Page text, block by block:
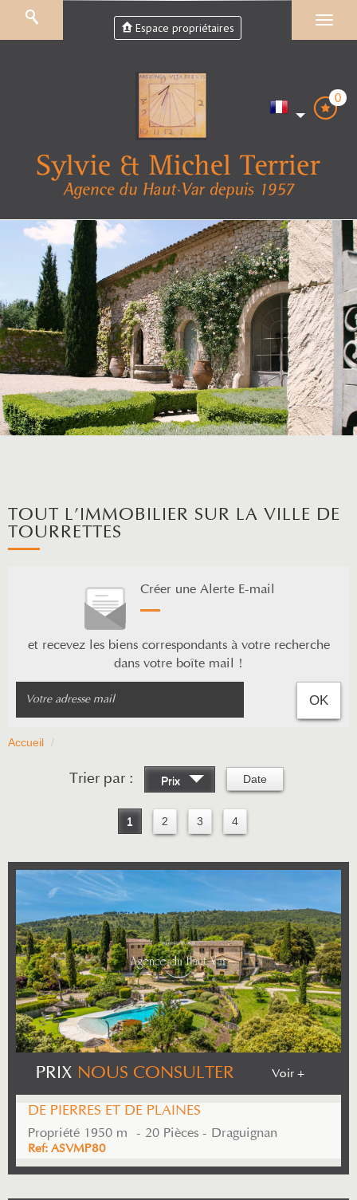
Espace propriétaires
0
TOUT L'IMMOBILIER SUR LA VILLE DE
TOURRETTES
Créer une Alerte E-mail
et recevez les biens correspondants à votre recherche
dans votre boîte mail !
OK
Accueil
Trier par : Prix Date
1 2 3 4
PRIX NOUS CONSULTER Voir +
DE PIERRES ET DE PLAINES
Propriété 1950 m² - 20 Pièces - Draguignan
Ref: ASVMP80